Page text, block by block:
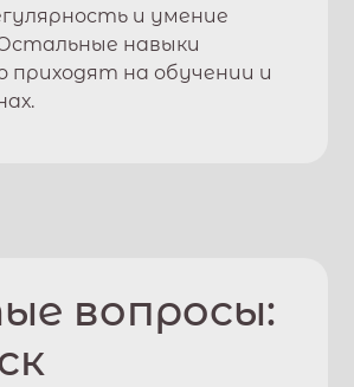
и умение
навыки
приходят на обучении и
вопросы: